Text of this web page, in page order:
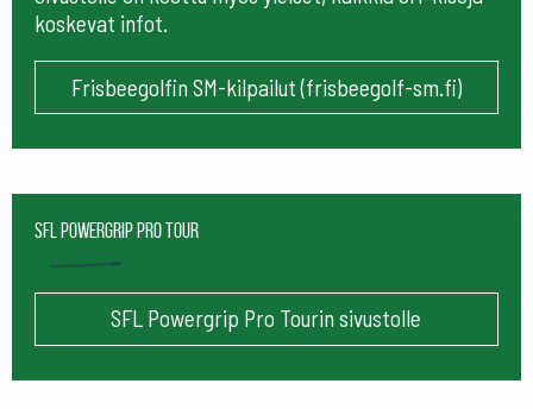
koskevat infot.
Frisbeegolfin SM-kilpailut (frisbeegolf-sm.fi)
SFL Powergrip Pro Tour
SFL Powergrip Pro Tourin sivustolle